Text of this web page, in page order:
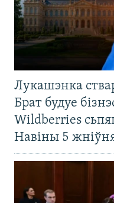
Лукашэнка
Брат будуе
Wildberries
Навіны 5